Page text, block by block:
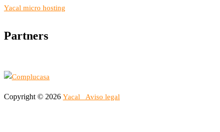
Yacal micro hosting
Partners
Copyright © 2026 Yacal Aviso legal